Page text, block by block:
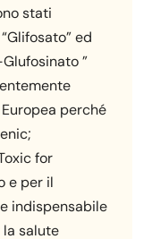
stati
ed
”
perché
for
e per il
indispensabile
salute